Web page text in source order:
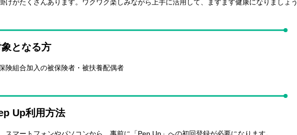
けがたくさんあります。ワクワク楽しみながら上手に活用して、ますます健康になりましょ
となる方
険組合加入の被保険者・被扶養配偶者
Up利用方法